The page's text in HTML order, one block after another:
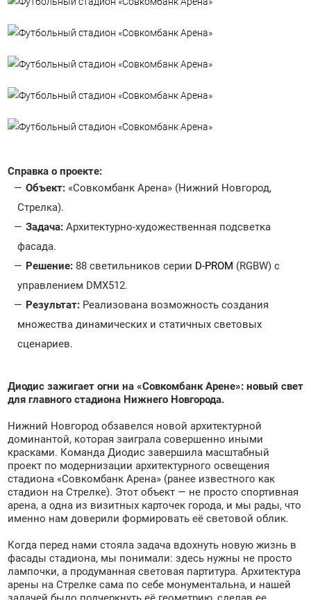
Справка о проекте:
Объект: «Совкомбанк Арена» (Нижний Новгород,
Стрелка).
Задача: Архитектурно-художественная подсветка
фасада.
Решение: 88 светильников серии D-PROM (RGBW) с
управлением DMX512.
Результат: Реализована возможность создания
множества динамических и статичных световых
сценариев.
Диодис зажигает огни на «Совкомбанк Арене»: новый свет
для главного стадиона Нижнего Новгорода.
Нижний Новгород обзавелся новой архитектурной
доминантой, которая заиграла совершенно иными
красками. Команда Диодис завершила масштабный
проект по модернизации архитектурного освещения
стадиона «Совкомбанк Арена» (ранее известного как
стадион на Стрелке). Этот объект — не просто спортивная
арена, а одна из визитных карточек города, и мы рады, что
именно нам доверили формировать её световой облик.
Когда перед нами стояла задача вдохнуть новую жизнь в
фасады стадиона, мы понимали: здесь нужны не просто
лампочки, а продуманная световая партитура. Архитектура
арены на Стрелке сама по себе монументальна, и нашей